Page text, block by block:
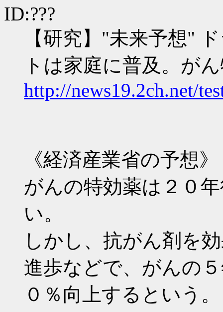
ID:???
【研究】"未来予想"
トは家庭に普及。が
http://news19.2ch.net/
《経済産業省の予想》
がんの特効薬は２０
い。
しかし、抗がん剤を
進歩などで、がんの
０％向上するという。